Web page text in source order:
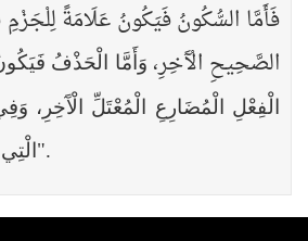
فَأَمَّا السُّكُونُ فَيَكُونُ عَلَامَةً
الصَّحِيحِ الْآَخِرِ، وَأَمَّا الْحَذْفُ
الْفِعْلِ الْمُضَارِعِ الْمُعْتَلِّ الْآَخِرِ،
".